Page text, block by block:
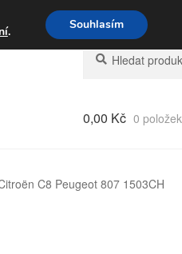
po-pá 9-16 704 494 494
Hledat:
Hledat
0,00 Kč 0 položek
C8 Peugeot 807 1503CH
. Souhlasím